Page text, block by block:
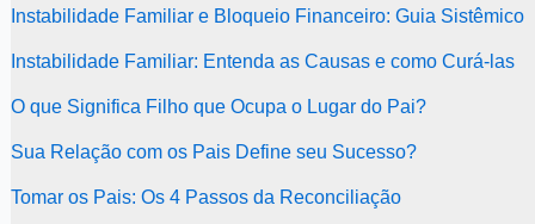
Instabilidade Familiar e Bloqueio Financeiro: Guia Sistêmico
Instabilidade Familiar: Entenda as Causas e como Curá-las
O que Significa Filho que Ocupa o Lugar do Pai?
Sua Relação com os Pais Define seu Sucesso?
Tomar os Pais: Os 4 Passos da Reconciliação